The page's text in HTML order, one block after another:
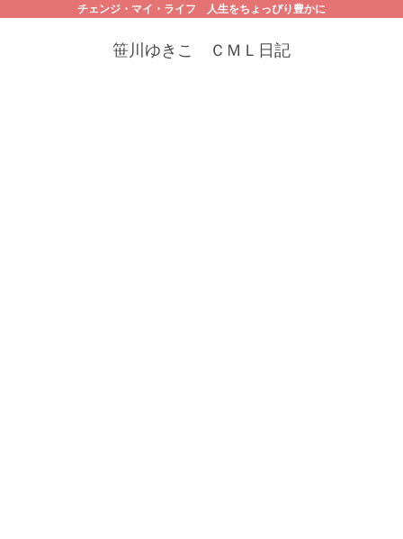
チェンジ・マイ・ライフ 人生をちょっぴり豊かに
笹川ゆきこ ＣＭＬ日記